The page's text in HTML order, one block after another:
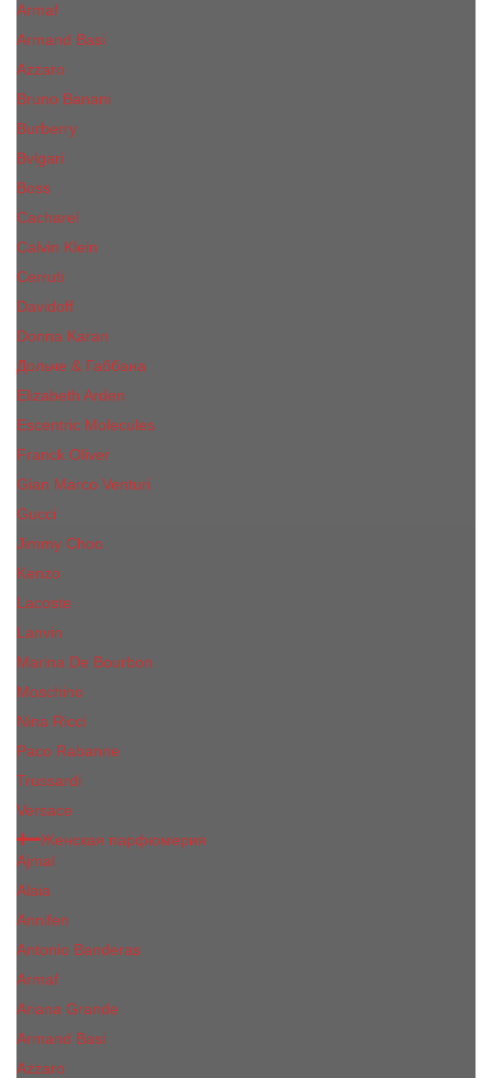
Armaf
Armand Basi
Azzaro
Bruno Banani
Burberry
Bvlgari
Boss
Cacharel
Calvin Klein
Cerruti
Davidoff
Donna Karan
Дольче & Габбана
Elizabeth Arden
Escentric Molecules
Franck Oliver
Gian Marco Venturi
Gucci
Jimmy Choo
Kenzo
Lacoste
Lanvin
Marina De Bourbon
Moschino
Nina Ricci
Paco Rabanne
Trussardi
Versace
Женская парфюмерия
Ajmal
Alaia
Annifen
Antonio Banderas
Armaf
Ariana Grande
Armand Basi
Azzaro